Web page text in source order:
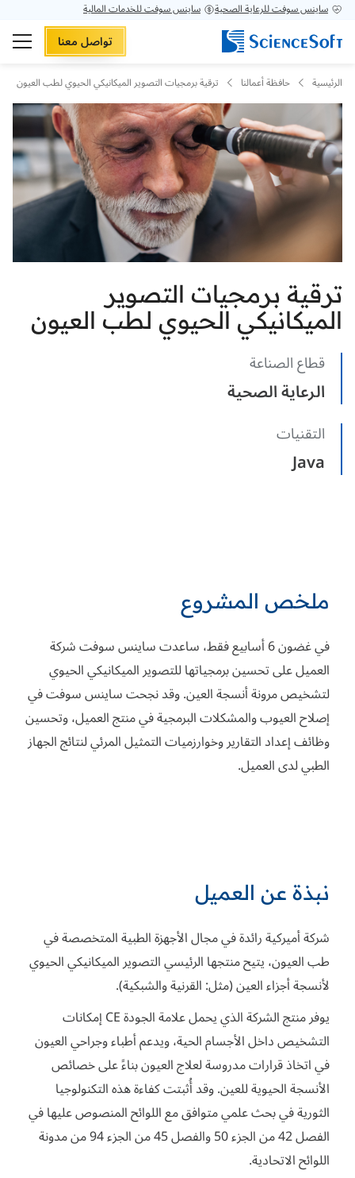
ساينس سوفت للرعاية الصحية ساينس سوفت للخدمات المالية
تواصل معنا
الرئيسية حافظة أعمالنا ترقية برمجيات التصوير الميكانيكي الحيوي لطب العيون
ترقية برمجيات التصوير
الميكانيكي الحيوي لطب العيون
قطاع الصناعة
الرعاية الصحية
التقنيات
Java
ملخص المشروع
في غضون 6 أسابيع فقط، ساعدت ساينس سوفت شركة
العميل على تحسين برمجياتها للتصوير الميكانيكي الحيوي
لتشخيص مرونة أنسجة العين. وقد نجحت ساينس سوفت في
إصلاح العيوب والمشكلات البرمجية في منتج العميل، وتحسين
وظائف إعداد التقارير وخوارزميات التمثيل المرئي لنتائج الجهاز
الطبي لدى العميل.
نبذة عن العميل
شركة أميركية رائدة في مجال الأجهزة الطبية المتخصصة في
طب العيون، يتيح منتجها الرئيسي التصوير الميكانيكي الحيوي
لأنسجة أجزاء العين (مثل: القرنية والشبكية).
يوفر منتج الشركة الذي يحمل علامة الجودة CE إمكانات
التشخيص داخل الأجسام الحية، ويدعم أطباء وجراحي العيون
في اتخاذ قرارات مدروسة لعلاج العيون بناءً على خصائص
الأنسجة الحيوية للعين. وقد أُثبتت كفاءة هذه التكنولوجيا
الثورية في بحث علمي متوافق مع اللوائح المنصوص عليها في
الفصل 42 من الجزء 50 والفصل 45 من الجزء 94 من مدونة
اللوائح الاتحادية.